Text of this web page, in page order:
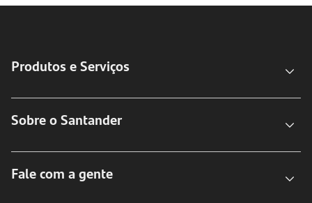
Produtos e Serviços
Sobre o Santander
Fale com a gente